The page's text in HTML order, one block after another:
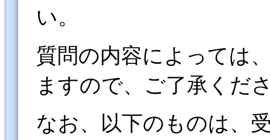
い。
質問の内容によっては
ますので、ご了承くだ
なお、以下のものは、